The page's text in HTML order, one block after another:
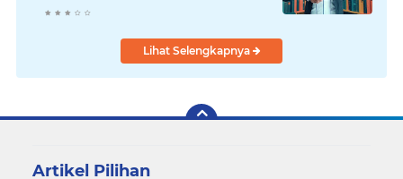
Terbanyak
Lihat Selengkapnya
Artikel Pilihan